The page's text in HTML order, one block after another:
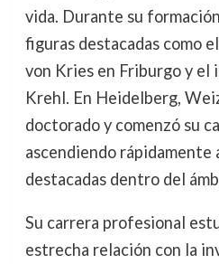
vida. Durante su
figuras destacadas como
von Kries en Friburgo y
Krehl. En Heidelberg,
doctorado y comenzó su
ascendiendo rápidamente
destacadas dentro del
Su carrera profesional
estrecha relación con la